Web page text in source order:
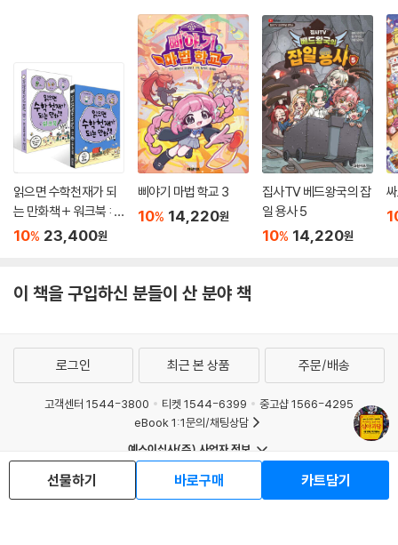
읽으면 수학천재가 되
는 만화책 + 워크북 : 초
등 B 세트
10% 23,400원
삐야기 마법 학교 3
10% 14,220원
집사TV 베드왕국의 잡
일 용사 5
10% 14,220원
이 책을 구입하신 분들이 산 분야 책
선물하기 바로구매 카트담기
로그인 최근 본 상품 주문/배송
고객센터 1544-3800 티켓 1544-6399
중고샵 1566-4295
eBook 1:1문의/채팅상담
예스이십사(주) 사업자 정보
이용약관
개인정보처리방침
청소년보호정책